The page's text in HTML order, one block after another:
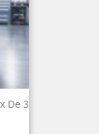
De 3